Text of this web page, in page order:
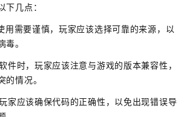
几点：
用需要谨慎，玩家应该选择可靠的来源，以
。
件时，玩家应该注意与游戏的版本兼容性，
情况。
家应该确保代码的正确性，以免出现错误导